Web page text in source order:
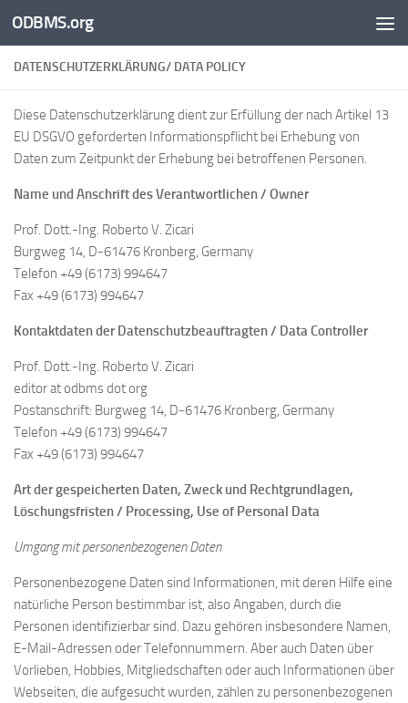
Skip to content
ODBMS.org
DATENSCHUTZERKLÄRUNG/ DATA POLICY
Diese Datenschutzerklärung dient zur Erfüllung der nach Artikel 13
EU DSGVO geforderten Informationspflicht bei Erhebung von
Daten zum Zeitpunkt der Erhebung bei betroffenen Personen.
Name und Anschrift des Verantwortlichen / Owner
Prof. Dott.-Ing. Roberto V. Zicari
Burgweg 14, D-61476 Kronberg, Germany
Telefon +49 (6173) 994647
Fax +49 (6173) 994647
Kontaktdaten der Datenschutzbeauftragten / Data Controller
Prof. Dott.-Ing. Roberto V. Zicari
editor at odbms dot org
Postanschrift: Burgweg 14, D-61476 Kronberg, Germany
Telefon +49 (6173) 994647
Fax +49 (6173) 994647
Art der gespeicherten Daten, Zweck und Rechtgrundlagen,
Löschungsfristen / Processing, Use of Personal Data
Umgang mit personenbezogenen Daten
Personenbezogene Daten sind Informationen, mit deren Hilfe eine
natürliche Person bestimmbar ist, also Angaben, durch die
Personen identifizierbar sind. Dazu gehören insbesondere Namen,
E-Mail-Adressen oder Telefonnummern. Aber auch Daten über
Vorlieben, Hobbies, Mitgliedschaften oder auch Informationen über
Webseiten, die aufgesucht wurden, zählen zu personenbezogenen